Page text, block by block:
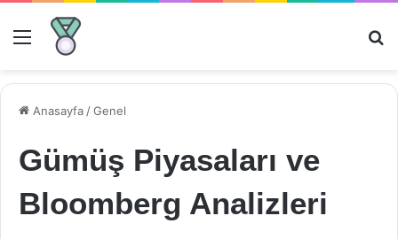
Menü
Anasayfa /Genel
Gümüş Piyasaları ve
Bloomberg Analizleri